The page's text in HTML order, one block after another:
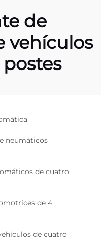
de
vehículos
neumáticos
de cuatro
de 4
de cuatro